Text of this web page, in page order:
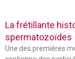
La frétillante
spermatozoïdes
Une des premières